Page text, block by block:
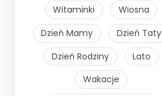
Witaminki
Wiosna
Dzień Mamy
Dzień Taty
Dzień Rodziny
Lato
Wakacje